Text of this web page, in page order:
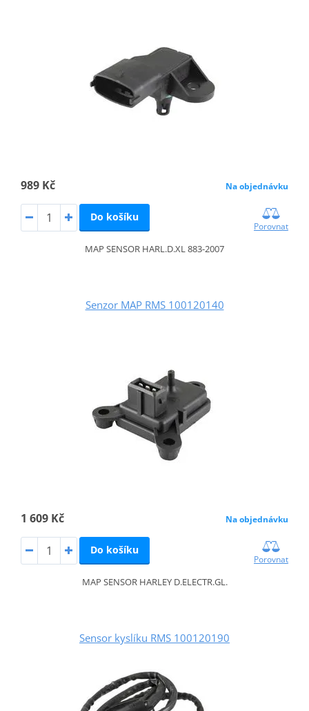
989 Kč Na objednávku
Do košíku
Porovnat
MAP SENSOR HARL.D.XL 883-2007
Senzor MAP RMS 100120140
1 609 Kč Na objednávku
Do košíku
Porovnat
MAP SENSOR HARLEY D.ELECTR.GL.
Sensor kyslíku RMS 100120190